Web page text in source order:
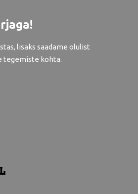
lisaks saadame olulist
tegemiste kohta.